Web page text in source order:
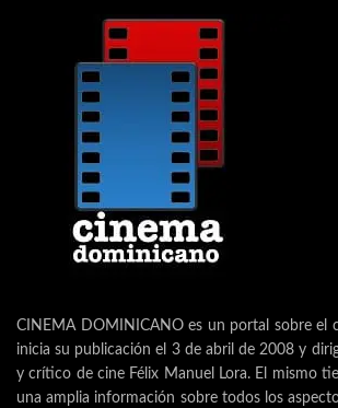
CINEMA DOMINICANO es un portal sobre el
inicia su publicación el 3 de abril de 2008 y
y crítico de cine Félix Manuel Lora. El mismo
una amplia información sobre todos los